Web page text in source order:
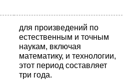
для произведений по
естественным и точным
наукам, включая
математику, и технологии,
этот период составляет
три года.